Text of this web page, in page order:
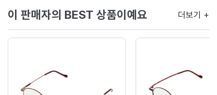
이 판매자의 BEST 상품이예요 더보기 +